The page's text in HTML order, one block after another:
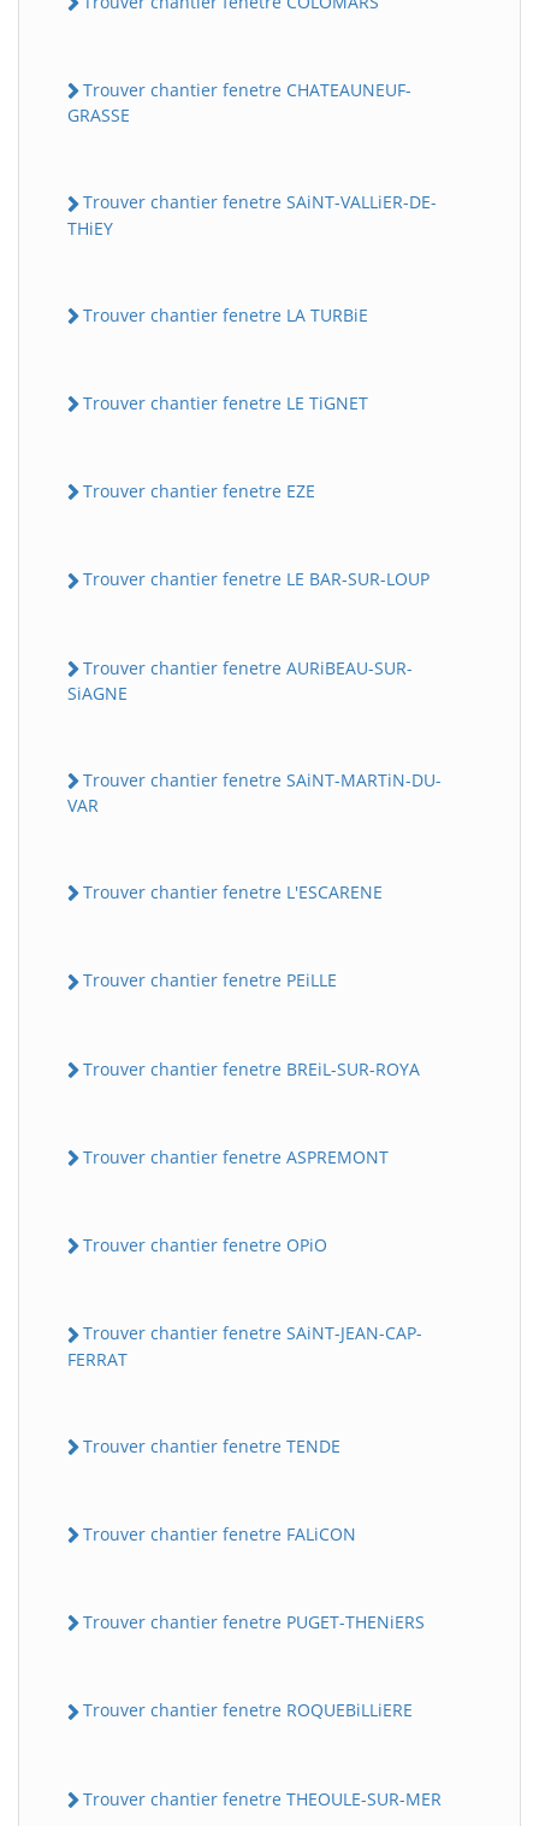
Trouver chantier fenetre CHATEAUNEUF-
GRASSE
Trouver chantier fenetre SAiNT-VALLiER-DE-
THiEY
Trouver chantier fenetre LA TURBiE
Trouver chantier fenetre LE TiGNET
Trouver chantier fenetre EZE
Trouver chantier fenetre LE BAR-SUR-LOUP
Trouver chantier fenetre AURiBEAU-SUR-
SiAGNE
Trouver chantier fenetre SAiNT-MARTiN-DU-
VAR
Trouver chantier fenetre L'ESCARENE
Trouver chantier fenetre PEiLLE
Trouver chantier fenetre BREiL-SUR-ROYA
Trouver chantier fenetre ASPREMONT
Trouver chantier fenetre OPiO
Trouver chantier fenetre SAiNT-JEAN-CAP-
FERRAT
Trouver chantier fenetre TENDE
Trouver chantier fenetre FALiCON
Trouver chantier fenetre PUGET-THENiERS
Trouver chantier fenetre ROQUEBiLLiERE
Trouver chantier fenetre THEOULE-SUR-MER